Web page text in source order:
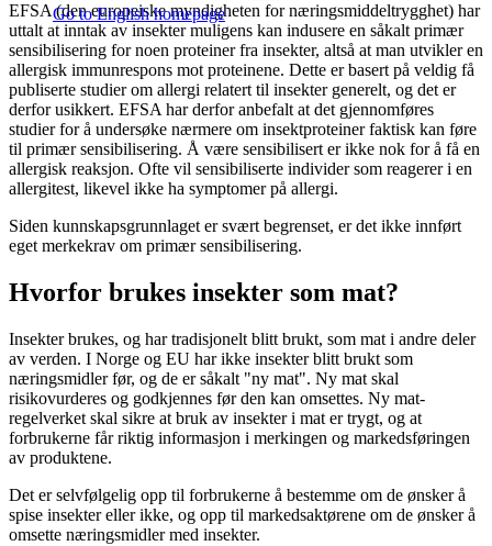
Go to English homepage
EFSA (den europeiske myndigheten for næringsmiddeltrygghet) har
uttalt at inntak av insekter muligens kan indusere en såkalt primær
sensibilisering for noen proteiner fra insekter, altså at man utvikler en
allergisk immunrespons mot proteinene. Dette er basert på veldig få
publiserte studier om allergi relatert til insekter generelt, og det er
derfor usikkert. EFSA har derfor anbefalt at det gjennomføres
studier for å undersøke nærmere om insektproteiner faktisk kan føre
til primær sensibilisering. Å være sensibilisert er ikke nok for å få en
allergisk reaksjon. Ofte vil sensibiliserte individer som reagerer i en
allergitest, likevel ikke ha symptomer på allergi.
Siden kunnskapsgrunnlaget er svært begrenset, er det ikke innført
eget merkekrav om primær sensibilisering.
Hvorfor brukes insekter som mat?
Insekter brukes, og har tradisjonelt blitt brukt, som mat i andre deler
av verden. I Norge og EU har ikke insekter blitt brukt som
næringsmidler før, og de er såkalt "ny mat". Ny mat skal
risikovurderes og godkjennes før den kan omsettes. Ny mat-
regelverket skal sikre at bruk av insekter i mat er trygt, og at
forbrukerne får riktig informasjon i merkingen og markedsføringen
av produktene.
Det er selvfølgelig opp til forbrukerne å bestemme om de ønsker å
spise insekter eller ikke, og opp til markedsaktørene om de ønsker å
omsette næringsmidler med insekter.